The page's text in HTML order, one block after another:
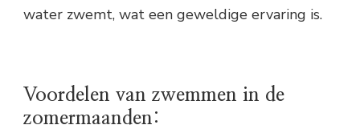
water zwemt, wat een geweldige ervaring is.
Voordelen van zwemmen in de
zomermaanden: